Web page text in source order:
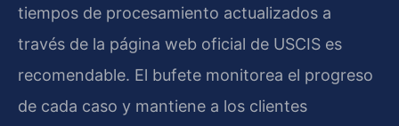
tiempos de procesamiento actualizados a
través de la página web oficial de USCIS es
recomendable. El bufete monitorea el progreso
de cada caso y mantiene a los clientes